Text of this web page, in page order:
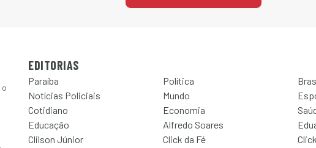
EDITORIAS
Paraíba Política
Notícias Policiais
Mundo
Cotidiano
Economia
Educação
Alfredo Soares
Clilson Júnior
Click da Fé